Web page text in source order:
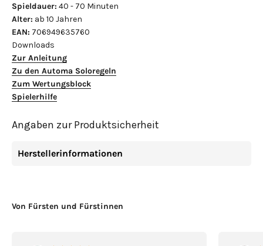
Spieldauer: 40 - 70 Minuten
Alter: ab 10 Jahren
EAN: 706949635760
Downloads
Zur Anleitung
Zu den Automa Soloregeln
Zum Wertungsblock
Spielerhilfe
Angaben zur Produktsicherheit
Herstellerinformationen
Von Fürsten und Fürstinnen